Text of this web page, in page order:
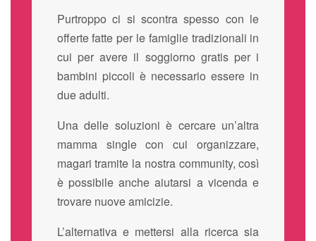
Purtroppo ci si scontra spesso con le
offerte fatte per le famiglie tradizionali in
cui per avere il soggiorno gratis per i
bambini piccoli è necessario essere in
due adulti.
Una delle soluzioni è cercare un’altra
mamma single con cui organizzare,
magari tramite la nostra community, così
è possibile anche aiutarsi a vicenda e
trovare nuove amicizie.
L’alternativa e mettersi alla ricerca sia